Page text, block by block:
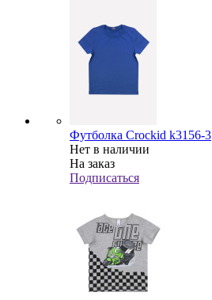
Футболка Crockid k3156-3
Нет в наличии
На заказ
Подписаться